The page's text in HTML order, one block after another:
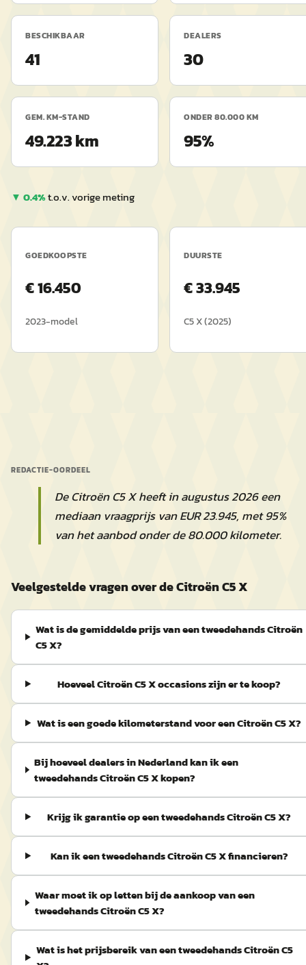
BESCHIKBAAR
41
DEALERS
30
GEM. KM-STAND
49.223 km
ONDER 80.000 KM
95%
▼ 0.4%t.o.v. vorige meting
GOEDKOOPSTE
€16.450
2023-model
DUURSTE
€33.945
C5 X(2025)
REDACTIE-OORDEEL
De Citroën C5 X heeft in augustus 2026 een
mediaan vraagprijs van EUR 23.945, met 95%
van het aanbod onder de 80.000 kilometer.
Veelgestelde vragen over de Citroën C5 X
Wat is de gemiddelde prijs van een tweedehands Citroën
C5 X?
Hoeveel Citroën C5 X occasions zijn er te koop?
Wat is een goede kilometerstand voor een Citroën C5 X?
Bij hoeveel dealers in Nederland kan ik een
tweedehands Citroën C5 X kopen?
Krijg ik garantie op een tweedehands Citroën C5 X?
Kan ik een tweedehands Citroën C5 X financieren?
Waar moet ik op letten bij de aankoop van een
tweedehands Citroën C5 X?
Wat is het prijsbereik van een tweedehands Citroën C5